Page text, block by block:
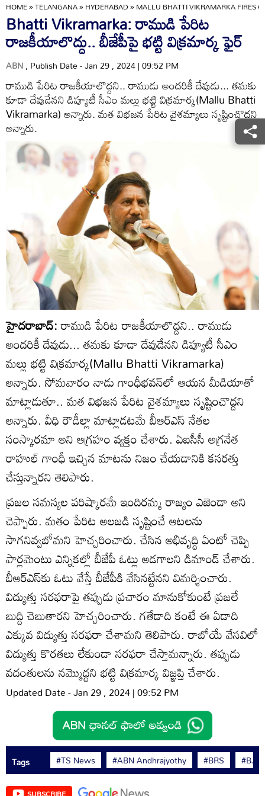
HOME»TELANGANA»HYDERABAD»MALLU BHATTI VIKRAMARKA FIRES
Bhatti Vikramarka: రాముడి పేరిట
రాజకీయాలొద్దు.. బీజేపీపై భట్టి విక్రమార్క ఫైర్
ABN, Publish Date - Jan 29 , 2024 | 09:52 PM
రాముడి పేరిట రాజకీయాలొద్దని.. రాముడు అంద‌రికీ దేవుడు... తమకు
కూడా దేవుడేనని డిప్యూటీ సీఎం మల్లు భట్టి విక్రమార్క(Mallu Bhatti
Vikramarka) అన్నారు. మ‌త విభ‌జ‌న పేరిట వైశ‌మ్యాలు సృష్టించొద్దని
అన్నారు.
హైదరాబాద్:రాముడి పేరిట రాజకీయాలొద్దని.. రాముడు
అంద‌రికీ దేవుడు... తమకు కూడా దేవుడేనని డిప్యూటీ సీఎం
మల్లు భట్టి విక్రమార్క(Mallu Bhatti Vikramarka)
అన్నారు. సోమవారం నాడు గాంధీభవన్‌లో ఆయన మీడియాతో
మాట్లాడుతూ.. మ‌త విభ‌జ‌న పేరిట వైశ‌మ్యాలు సృష్టించొద్దని
అన్నారు. వీధి రౌడీల్లా మాట్లాడ‌ట‌మే బీఆర్ఎస్‌ నేతల
సంస్కారమా అని ఆగ్రహం వ్యక్తం చేశారు. ఏఐసీసీ అగ్రనేత
రాహుల్ గాంధీ ఇచ్చిన మాట‌ను నిజం చేయ‌డానికి క‌స‌ర‌త్తు
చేస్తున్నారని తెలిపారు.
ప్రజల సమస్యల పరిష్కారమే ఇందిరమ్మ రాజ్యం ఎజెండా అని
చెప్పారు. మ‌తం పేరిట అల‌జ‌డి సృష్టించే ఆట‌ల‌ను
సాగ‌నివ్వబోమని హెచ్చరించారు. చేసిన అభివృద్ధి ఏంటో చెప్పి
పార్లమెంటు ఎన్నికల్లో బీజేపీ ఓట్లు అడగాలని డిమాండ్ చేశారు.
బీఆర్ఎస్‌కు ఓటు వేస్తే బీజేపీకి వేసినట్టేనని విమర్శించారు.
విద్యుత్తు స‌ర‌ఫ‌రాపై త‌ప్పుడు ప్ర‌చారం మానుకోకుంటే ప్ర‌జ‌లే
బుద్ది చెబుతారని హెచ్చరించారు. గ‌తేడాది కంటే ఈ ఏడాది
ఎక్కువ విద్యుత్తు స‌ర‌ఫ‌రా చేశామని తెలిపారు. రాబోయే వేస‌విలో
విద్యుత్తు కొర‌త‌లు లేకుండా స‌ర‌ఫ‌రా చేస్తామన్నారు. త‌ప్పుడు
వదంతుల‌ను న‌మ్మొద్ద‌ని భ‌ట్టి విక్ర‌మార్క విజ్ఞ‌ప్తి చేశారు.
Updated Date - Jan 29 , 2024 | 09:52 PM
Tags #TS News #ABN Andhrajyothy #BRS #BJP